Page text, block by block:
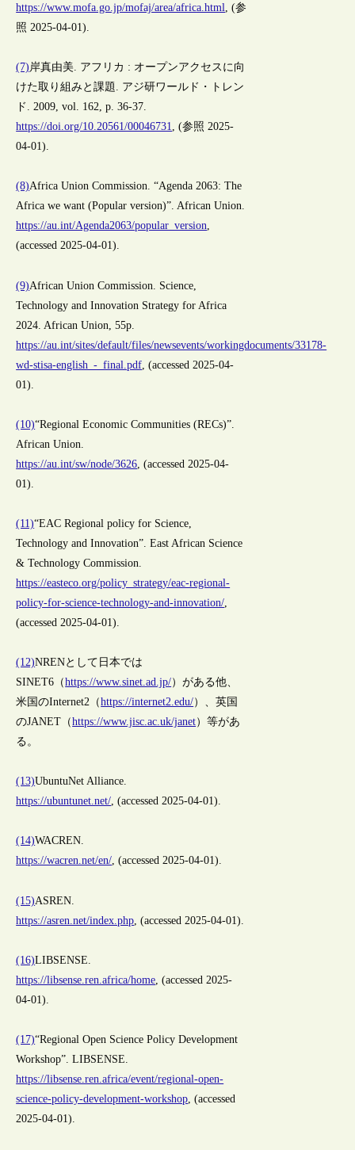
https://www.mofa.go.jp/mofaj/area/africa.html
, (参
照 2025-04-01).
(7)岸真由美. アフリカ : オープンアクセスに向
けた取り組みと課題. アジ研ワールド・トレン
ド. 2009, vol. 162, p. 36-37.
https://doi.org/10.20561/00046731, (参照 2025-
04-01).
(8)Africa Union Commission. “Agenda 2063: The
Africa we want (Popular version)”. African Union.
https://au.int/Agenda2063/popular_version,
(accessed 2025-04-01).
(9)African Union Commission. Science,
Technology and Innovation Strategy for Africa
2024. African Union, 55p.
https://au.int/sites/default/files/newsevents/workingdocuments/33178-
wd-stisa-english_-_final.pdf , (accessed 2025-04-
01).
(10)“Regional Economic Communities (RECs)”.
African Union.
https://au.int/sw/node/3626 , (accessed 2025-04-
01).
(11)“EAC Regional policy for Science,
Technology and Innovation”. East African Science
& Technology Commission.
https://easteco.org/policy_strategy/eac-regional-
policy-for-science-technology-and-innovation/
(accessed 2025-04-01).
(12)NRENとして日本では
SINET6（https://www.sinet.ad.jp/）がある他、
米国のInternet2（https://internet2.edu/）、英国
のJANET（https://www.jisc.ac.uk/janet）等があ
る。
(13)UbuntuNet Alliance.
https://ubuntunet.net/, (accessed 2025-04-01).
(14)WACREN.
https://wacren.net/en/, (accessed 2025-04-01).
(15)ASREN.
https://asren.net/index.php , (accessed 2025-04-01).
(16)LIBSENSE.
https://libsense.ren.africa/home , (accessed 2025-
04-01).
(17)“Regional Open Science Policy Development
Workshop”. LIBSENSE.
https://libsense.ren.africa/event/regional-open-
science-policy-development-workshop, (accessed
2025-04-01).